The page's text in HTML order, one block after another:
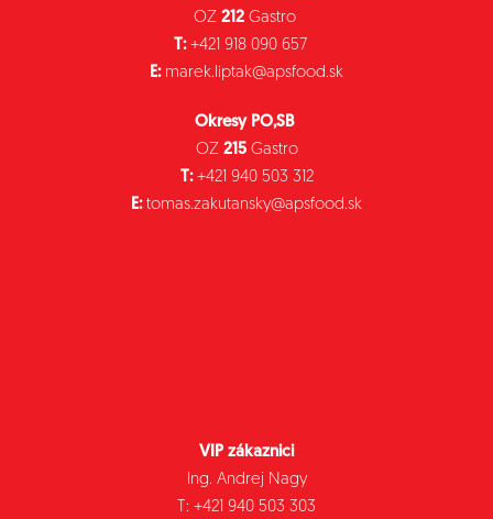
OZ 212Gastro
T: +421 918 090 657
E: marek.liptak@apsfood.sk
Okresy PO,SB
OZ 215Gastro
T:+421 940 503 312
E:tomas.zakutansky@apsfood.sk
VIP zákaznici
Ing. Andrej Nagy
T: +421 940 503 303